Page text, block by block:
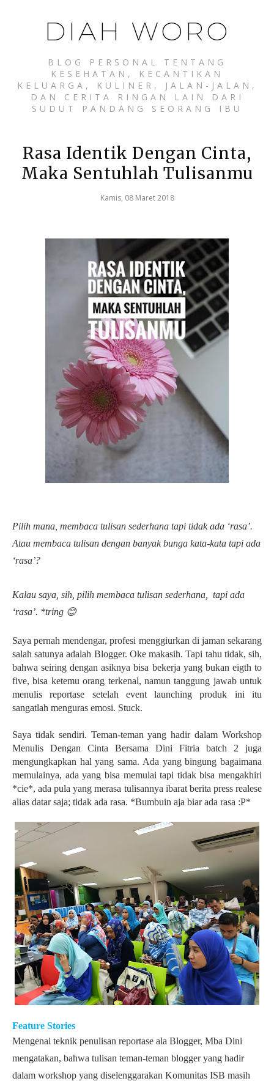
DIAH WORO
BLOG PERSONAL TENTANG
KESEHATAN, KECANTIKAN
KELUARGA, KULINER, JALAN-JALAN,
DAN CERITA RINGAN LAIN DARI
SUDUT PANDANG SEORANG IBU
Rasa Identik Dengan Cinta,
Maka Sentuhlah Tulisanmu
Kamis, 08 Maret 2018
Pilih mana, membaca tulisan sederhana tapi tidak ada ‘rasa’.
Atau membaca tulisan dengan banyak bunga kata-kata tapi ada
‘rasa’?
Kalau saya, sih, pilih membaca tulisan sederhana, tapi ada
‘rasa’. *tring 😊
Saya pernah mendengar, profesi menggiurkan di jaman sekarang
salah satunya adalah Blogger. Oke makasih. Tapi tahu tidak, sih,
bahwa seiring dengan asiknya bisa bekerja yang bukan eigth to
five, bisa ketemu orang terkenal, namun tanggung jawab untuk
menulis reportase setelah event launching produk ini itu
sangatlah menguras emosi. Stuck.
Saya tidak sendiri. Teman-teman yang hadir dalam Workshop
Menulis Dengan Cinta Bersama Dini Fitria batch 2 juga
mengungkapkan hal yang sama. Ada yang bingung bagaimana
memulainya, ada yang bisa memulai tapi tidak bisa mengakhiri
*cie*, ada pula yang merasa tulisannya ibarat berita press realese
alias datar saja; tidak ada rasa. *Bumbuin aja biar ada rasa :P*
Feature Stories
Mengenai teknik penulisan reportase ala Blogger, Mba Dini
mengatakan, bahwa tulisan teman-teman blogger yang hadir
dalam workshop yang diselenggarakan Komunitas ISB masih